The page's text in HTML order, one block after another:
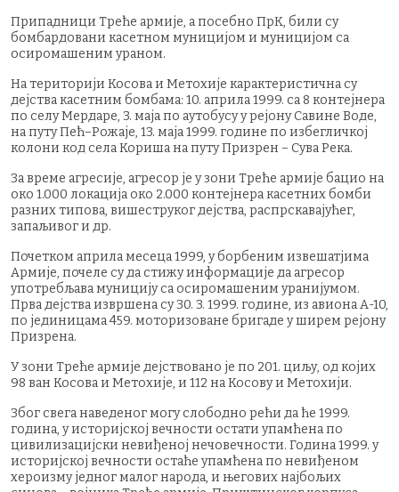
Припадници Треће армије, а посебно ПрК, били су
бомбардовани касетном муницијом и муницијом са
осиромашеним ураном.
На територији Косова и Метохије карактеристична су
дејства касетним бомбама: 10. априла 1999. са 8 контејнера
по селу Мердаре, 3. маја по аутобусу у рејону Савине Воде,
на путу Пећ−Рожаје, 13. маја 1999. године по избегличкој
колони код села Кориша на путу Призрен − Сува Река.
За време агресије, агресор је у зони Треће армије бацио на
око 1.000 локација око 2.000 контејнера касетних бомби
разних типова, вишеструког дејства, распрскавајућег,
запаљивог и др.
Почетком априла месеца 1999, у борбеним извешатјима
Армије, почеле су да стижу информације да агресор
употребљава муницију са осиромашеним уранијумом.
Прва дејства извршена су 30. 3. 1999. године, из авиона А-10,
по јединицама 459. моторизоване бригаде у ширем рејону
Призрена.
У зони Треће армије дејствовано је по 201. циљу, од којих
98 ван Косова и Метохије, и 112 на Косову и Метохији.
Због свега наведеног могу слободно рећи да ће 1999.
година, у историјској вечности остати упамћена по
цивилизацијски невиђеној нечовечности. Година 1999. у
историјској вечности остаће упамћена по невиђеном
хероизму једног малог народа, и његових најбољих